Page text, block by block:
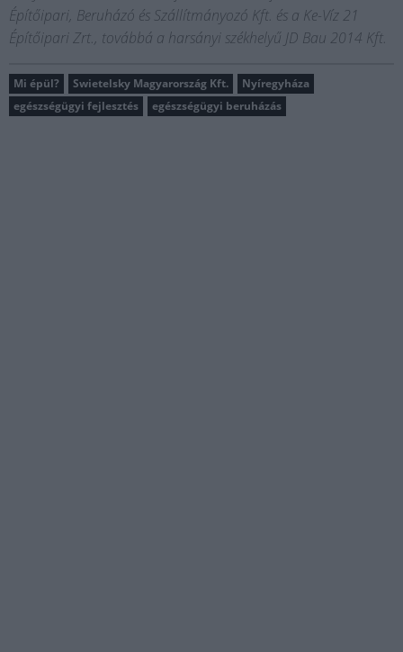
Építőipari, Beruházó és Szállítmányozó Kft. és a Ke-Víz 21
Építőipari Zrt., továbbá a harsányi székhelyű JD Bau 2014 Kft.
Mi épül? Swietelsky Magyarország Kft.
Nyíregyháza
egészségügyi fejlesztés
egészségügyi beruházás